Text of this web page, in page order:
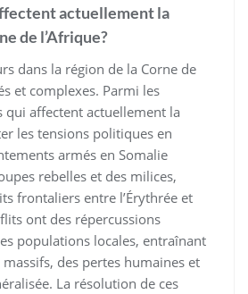
actuellement la
de l’Afrique?
dans la région de la Corne de
et complexes. Parmi les
affectent actuellement la
les tensions politiques en
armés en Somalie
rebelles et des milices,
frontaliers entre l’Érythrée et
ont des répercussions
populations locales, entraînant
des pertes humaines et
La résolution de ces